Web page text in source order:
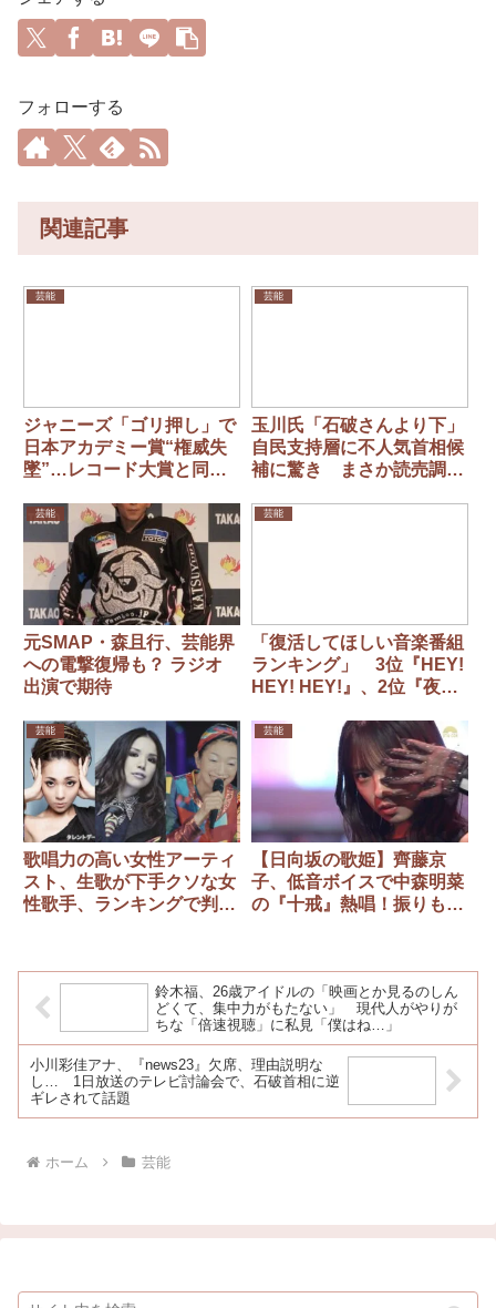
フォローする
関連記事
芸能
ジャニーズ「ゴリ押し」で
日本アカデミー賞“権威失
墜”…レコード大賞と同じ
芸能
玉川氏「石破さんより下」
自民支持層に不人気首相候
補に驚き まさか読売調査
少し安心」
芸能
元SMAP・森且行、芸能界
への電撃復帰も？ ラジオ
出演で期待
芸能
「復活してほしい音楽番組
ランキング」 3位『HEY!
HEY! HEY!』、2位『夜ヒ
芸能
歌唱力の高い女性アーティ
スト、生歌が下手クソな女
性歌手、ランキングで判
芸能
【日向坂の歌姫】齊藤京
子、低音ボイスで中森明菜
の『十戒』熱唱！振りも完
鈴木福、26歳アイドルの「映画とか見るのしん
どくて、集中力がもたない」 現代人がやりが
ちな「倍速視聴」に私見「僕はね…」
小川彩佳アナ、『news23』欠席、理由説明な
し… 1日放送のテレビ討論会で、石破首相に逆
ギレされて話題
ホーム 芸能